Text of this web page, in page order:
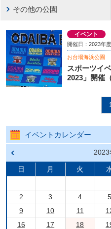
その他の公園
イベント
開催日：2023年
お台場海浜公園
スポーツイ
2023」開催
イベントカレンダー
前の
戻る
2023
日 月 火
2
3 4 5
9
10 11
16
17 18